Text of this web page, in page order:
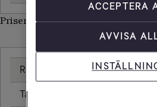
Priser inom Kosovo
Ringa samtal
Ta emot samtal
ACCEPTERA
AVVISA